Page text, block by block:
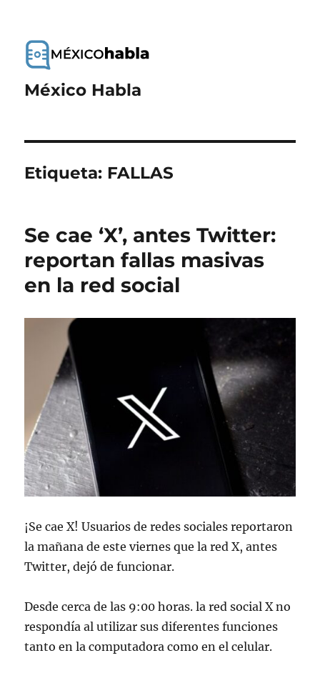
México Habla
Etiqueta: FALLAS
Se cae ‘X’, antes Twitter:
reportan fallas masivas
en la red social
¡Se cae X! Usuarios de redes sociales reportaron
la mañana de este viernes que la red X, antes
Twitter, dejó de funcionar.
Desde cerca de las 9:00 horas. la red social X no
respondía al utilizar sus diferentes funciones
tanto en la computadora como en el celular.